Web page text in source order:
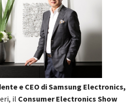
e CEO di Samsung Electronics,
il Consumer Electronics Show